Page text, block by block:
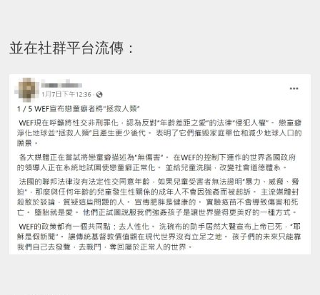
並在社群平台流傳：